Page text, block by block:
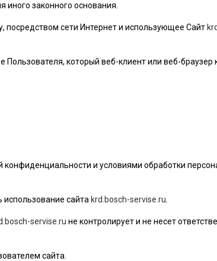
иного законного основания.
посредством сети Интернет и использующее Сайт
Пользователя, который веб-клиент или веб-
конфиденциальности и условиями обработки
сайта krd.bosch-servise.ru
servise.ru не контролирует и не несет
сайта.